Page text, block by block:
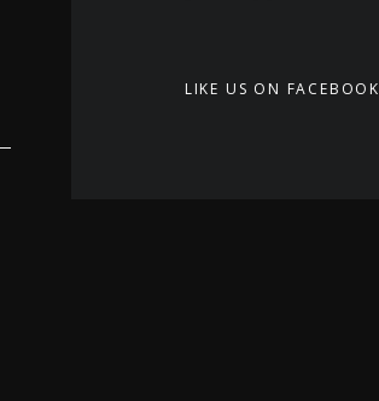
LIKE US ON FACEBOOK